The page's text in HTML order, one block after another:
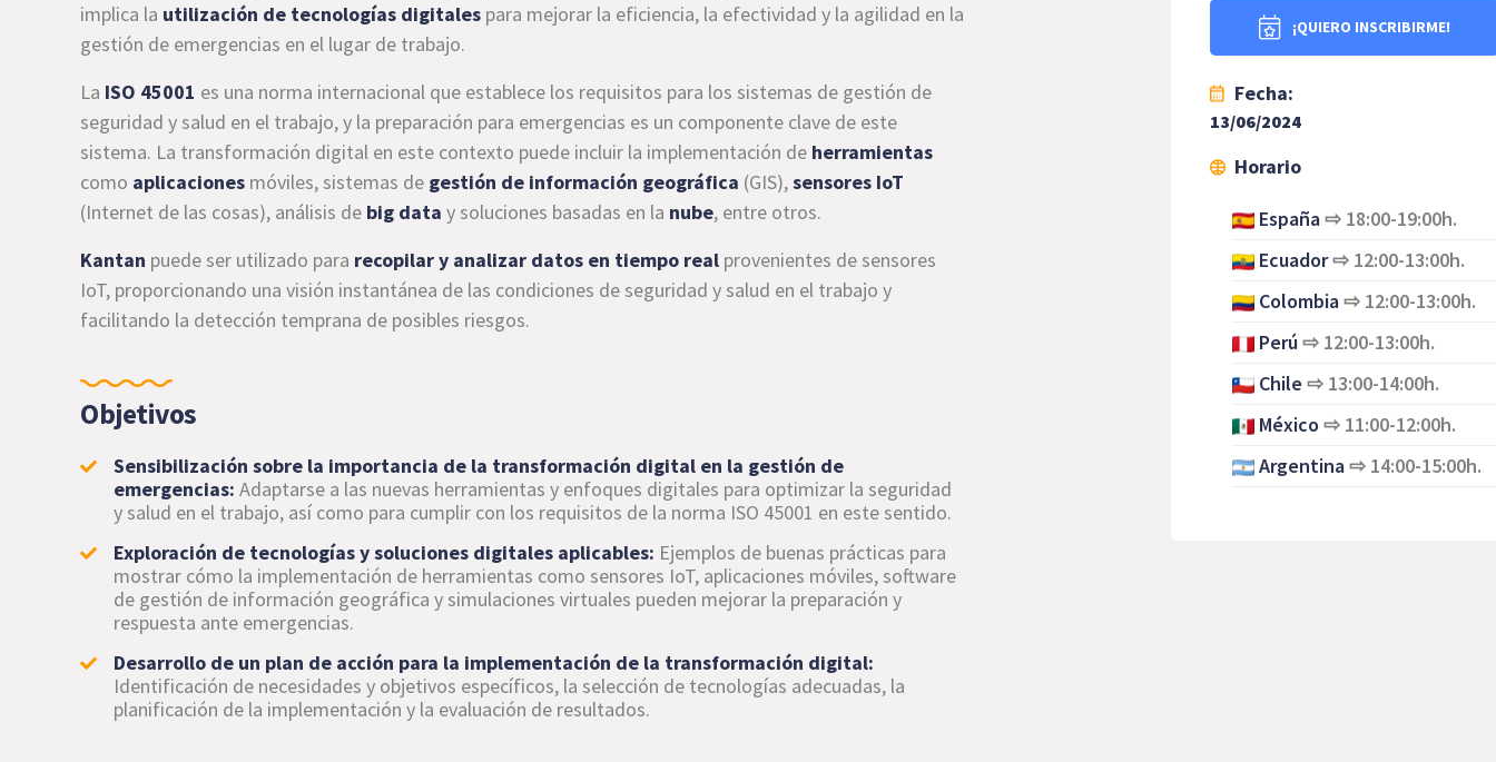
¡QUIERO INSCRIBIRME!
Fecha:
13/06/2024
Horario
España⇨ 18:00-19:00h.
Ecuador⇨ 12:00-13:00h.
Colombia⇨ 12:00-13:00h.
Perú⇨ 12:00-13:00h.
Chile ⇨ 13:00-14:00h.
México ⇨ 11:00-12:00h.
Argentina⇨ 14:00-15:00h.
implica la utilización de tecnologías digitales para mejorar la eficiencia, la efectividad y la agilidad en la
gestión de emergencias en el lugar de trabajo.
La ISO 45001 es una norma internacional que establece los requisitos para los sistemas de gestión de
seguridad y salud en el trabajo, y la preparación para emergencias es un componente clave de este
sistema. La transformación digital en este contexto puede incluir la implementación de herramientas
como aplicaciones móviles, sistemas de gestión de información geográfica (GIS),sensores IoT
(Internet de las cosas), análisis de big data y soluciones basadas en la nube, entre otros.
Kantan puede ser utilizado para recopilar y analizar datos en tiempo real provenientes de sensores
IoT, proporcionando una visión instantánea de las condiciones de seguridad y salud en el trabajo y
facilitando la detección temprana de posibles riesgos.
Objetivos
Sensibilización sobre la importancia de la transformación digital en la gestión de
emergencias: Adaptarse a las nuevas herramientas y enfoques digitales para optimizar la seguridad
y salud en el trabajo, así como para cumplir con los requisitos de la norma ISO 45001 en este sentido.
Exploración de tecnologías y soluciones digitales aplicables: Ejemplos de buenas prácticas para
mostrar cómo la implementación de herramientas como sensores IoT, aplicaciones móviles, software
de gestión de información geográfica y simulaciones virtuales pueden mejorar la preparación y
respuesta ante emergencias.
Desarrollo de un plan de acción para la implementación de la transformación digital:
Identificación de necesidades y objetivos específicos, la selección de tecnologías adecuadas, la
planificación de la implementación y la evaluación de resultados.